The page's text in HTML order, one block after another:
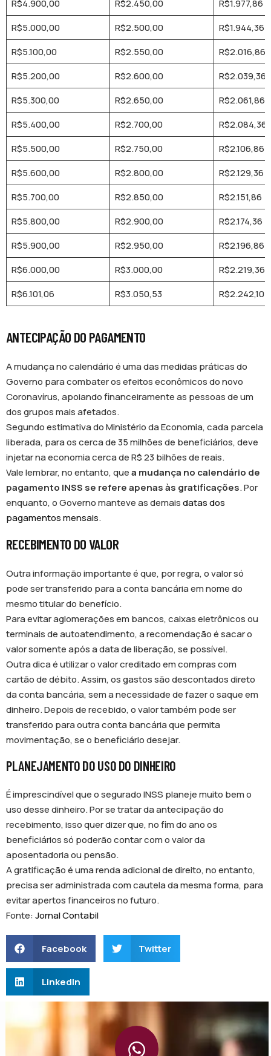
R$4.900,00 R$2.450,00
R$1.977,86
R$5.000,00
R$2.500,00
R$1.944,36
R$5.100,00
R$2.550,00
R$2.016,86
R$5.200,00
R$2.600,00
R$2.039,36
R$5.300,00
R$2.650,00
R$2.061,86
R$5.400,00
R$2.700,00
R$2.084,36
R$5.500,00
R$2.750,00
R$2.106,86
R$5.600,00
R$2.800,00
R$2.129,36
R$5.700,00
R$2.850,00
R$2.151,86
R$5.800,00
R$2.900,00
R$2.174,36
R$5.900,00
R$2.950,00
R$2.196,86
R$6.000,00
R$3.000,00
R$2.219,36
R$6.101,06
R$3.050,53 R$2.242,10
ANTECIPAÇÃO DO PAGAMENTO
A mudança no calendário é uma das medidas práticas do
Governo para combater os efeitos econômicos do novo
Coronavírus, apoiando financeiramente as pessoas de um
dos grupos mais afetados.
Segundo estimativa do Ministério da Economia, cada parcela
liberada, para os cerca de 35 milhões de beneficiários, deve
injetar na economia cerca de R$ 23 bilhões de reais.
Vale lembrar, no entanto, quea mudança no calendário de
pagamento INSS se refere apenas às gratificações. Por
enquanto, o Governo manteve as demaisdatas dos
pagamentos mensais.
RECEBIMENTO DO VALOR
Outra informação importante é que, por regra, o valor só
pode ser transferido para a conta bancária em nome do
mesmo titular do benefício.
Para evitar aglomerações em bancos, caixas eletrônicos ou
terminais de autoatendimento, a recomendação é sacar o
valor somente após a data de liberação, se possível.
Outra dica é utilizar o valor creditado em compras com
cartão de débito. Assim, os gastos são descontados direto
da conta bancária, sem a necessidade de fazer o saque em
dinheiro. Depois de recebido, o valor também pode ser
transferido para outra conta bancária que permita
movimentação, se o beneficiário desejar.
PLANEJAMENTO DO USO DO DINHEIRO
É imprescindível que o segurado INSS planeje muito bem o
uso desse dinheiro. Por se tratar da antecipação do
recebimento, isso quer dizer que, no fim do ano os
beneficiários só poderão contar com o valor da
aposentadoria ou pensão.
A gratificação é uma renda adicional de direito, no entanto,
precisa ser administrada com cautela da mesma forma, para
evitar apertos financeiros no futuro.
Fonte:Jornal Contabil
Facebook Twitter
LinkedIn